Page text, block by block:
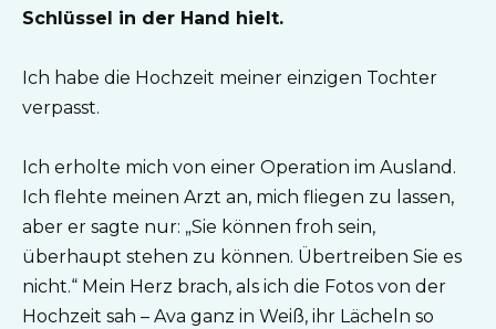
Schlüssel in der Hand hielt.
Ich habe die Hochzeit meiner einzigen Tochter
verpasst.
Ich erholte mich von einer Operation im Ausland.
Ich flehte meinen Arzt an, mich fliegen zu lassen,
aber er sagte nur: „Sie können froh sein,
überhaupt stehen zu können. Übertreiben Sie es
nicht.“ Mein Herz brach, als ich die Fotos von der
Hochzeit sah – Ava ganz in Weiß, ihr Lächeln so